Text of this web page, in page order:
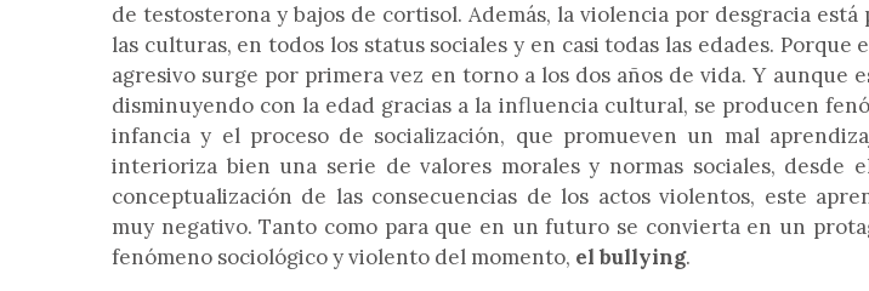
de testosterona y bajos de cortisol. Además, la violencia por desgracia
las culturas, en todos los status sociales y en casi todas las edades. Porque
agresivo surge por primera vez en torno a los dos años de vida. Y aunque
disminuyendo con la edad gracias a la influencia cultural, se producen
infancia y el proceso de socialización, que promueven un mal
interioriza bien una serie de valores morales y normas sociales, desde
conceptualización de las consecuencias de los actos violentos, este
muy negativo. Tanto como para que en un futuro se convierta en un
fenómeno sociológico y violento del momento, el bullying.